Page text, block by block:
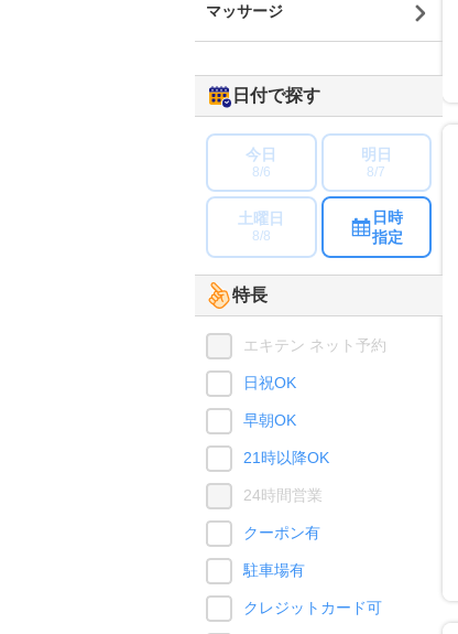
マッサージ
日付で探す
今日
8/6
明日
8/7
土曜日
8/8
日時
指定
特長
エキテン ネット予約
日祝OK
早朝OK
21時以降OK
24時間営業
クーポン有
駐車場有
クレジットカード可